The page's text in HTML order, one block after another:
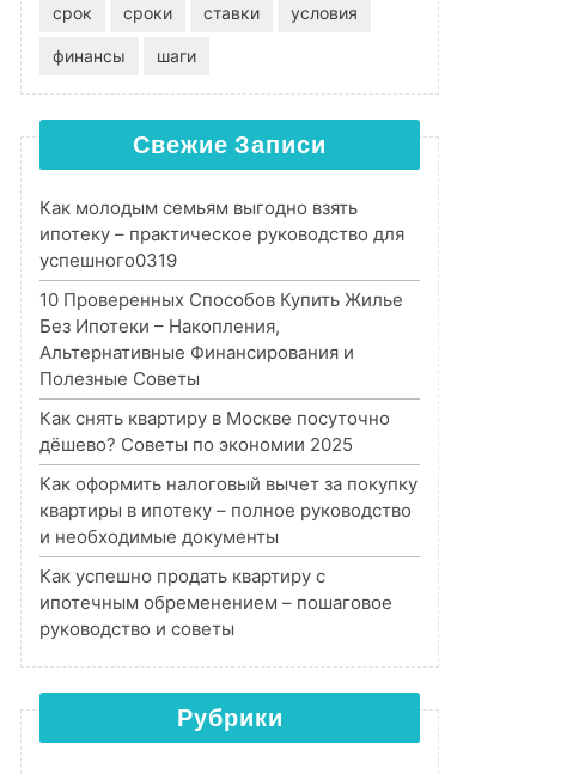
срок сроки ставки условия
финансы шаги
Свежие Записи
Как молодым семьям выгодно взять
ипотеку – практическое руководство для
успешного0319
10 Проверенных Способов Купить Жилье
Без Ипотеки – Накопления,
Альтернативные Финансирования и
Полезные Советы
Как снять квартиру в Москве посуточно
дёшево? Советы по экономии 2025
Как оформить налоговый вычет за покупку
квартиры в ипотеку – полное руководство
и необходимые документы
Как успешно продать квартиру с
ипотечным обременением – пошаговое
руководство и советы
Рубрики